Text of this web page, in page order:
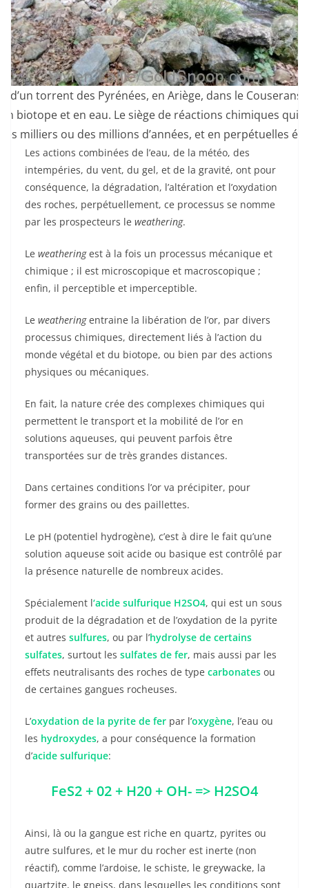
d’un torrent des Pyrénées, en Ariège, dans le Couserans.
biotope et en eau. Le siège de réactions chimiques qui
milliers ou des millions d’années, et en perpétuelles
Les actions combinées de l’eau, de la météo, des
intempéries, du vent, du gel, et de la gravité, ont pour
conséquence, la dégradation, l’altération et l’oxydation
des roches, perpétuellement, ce processus se nomme
par les prospecteurs le weathering.
Le weatheringest à la fois un processus mécanique et
chimique ; il est microscopique et macroscopique ;
enfin, il perceptible et imperceptible.
Le weatheringentraine la libération de l’or, par divers
processus chimiques, directement liés à l’action du
monde végétal et du biotope, ou bien par des actions
physiques ou mécaniques.
En fait, la nature crée des complexes chimiques qui
permettent le transport et la mobilité de l’or en
solutions aqueuses, qui peuvent parfois être
transportées sur de très grandes distances.
Dans certaines conditions l’or va précipiter, pour
former des grains ou des paillettes.
Le pH (potentiel hydrogène), c’est à dire le fait qu’une
solution aqueuse soit acide ou basique est contrôlé par
la présence naturelle de nombreux acides.
Spécialement l‘acide sulfurique H2SO4, qui est un sous
produit de la dégradation et de l’oxydation de la pyrite
et autres sulfures, ou par l’hydrolyse de certains
sulfates, surtout les sulfates de fer, mais aussi par les
effets neutralisants des roches de type carbonates ou
de certaines gangues rocheuses.
L’oxydation de la pyrite de fer par l’oxygène, l’eau ou
les hydroxydes, a pour conséquence la formation
d’acide sulfurique:
FeS2 + 02 + H20 + OH- => H2SO4
Ainsi, là ou la gangue est riche en quartz, pyrites ou
autre sulfures, et le mur du rocher est inerte (non
réactif), comme l’ardoise, le schiste, le greywacke, la
quartzite, le gneiss, dans lesquelles les conditions sont